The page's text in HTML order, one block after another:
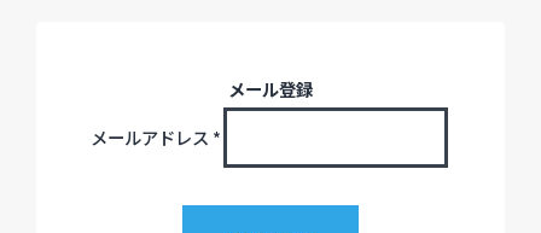
メール登録
メールアドレス *